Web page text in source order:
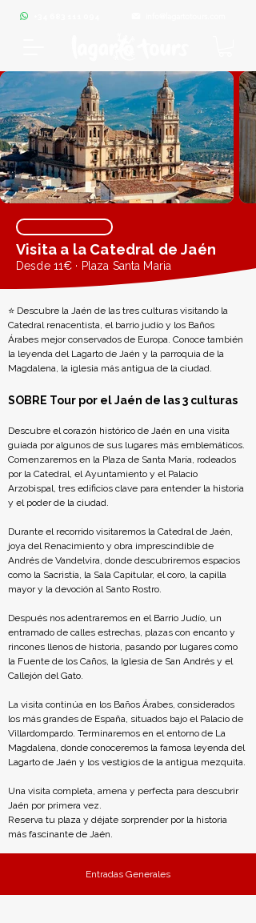
Visita a la Catedral de Jaén
Desde 11€ · Plaza Santa Maria
⭐ Descubre la Jaén de las tres culturas visitando la
Catedral renacentista, el barrio judío y los Baños
Árabes mejor conservados de Europa. Conoce también
la leyenda del Lagarto de Jaén y la parroquia de la
Magdalena, la iglesia más antigua de la ciudad.
SOBRE Tour por el Jaén de las 3 culturas
Descubre el corazón histórico de Jaén en una visita
guiada por algunos de sus lugares más emblemáticos.
Comenzaremos en la Plaza de Santa María, rodeados
por la Catedral, el Ayuntamiento y el Palacio
Arzobispal, tres edificios clave para entender la historia
y el poder de la ciudad.
Durante el recorrido visitaremos la Catedral de Jaén,
joya del Renacimiento y obra imprescindible de
Andrés de Vandelvira, donde descubriremos espacios
como la Sacristía, la Sala Capitular, el coro, la capilla
mayor y la devoción al Santo Rostro.
Después nos adentraremos en el Barrio Judío, un
entramado de calles estrechas, plazas con encanto y
rincones llenos de historia, pasando por lugares como
la Fuente de los Caños, la Iglesia de San Andrés y el
Callejón del Gato.
La visita continúa en los Baños Árabes, considerados
los más grandes de España, situados bajo el Palacio de
Villardompardo. Terminaremos en el entorno de La
Magdalena, donde conoceremos la famosa leyenda del
Lagarto de Jaén y los vestigios de la antigua mezquita.
Una visita completa, amena y perfecta para descubrir
Jaén por primera vez.
Reserva tu plaza y déjate sorprender por la historia
más fascinante de Jaén.
Entradas Generales